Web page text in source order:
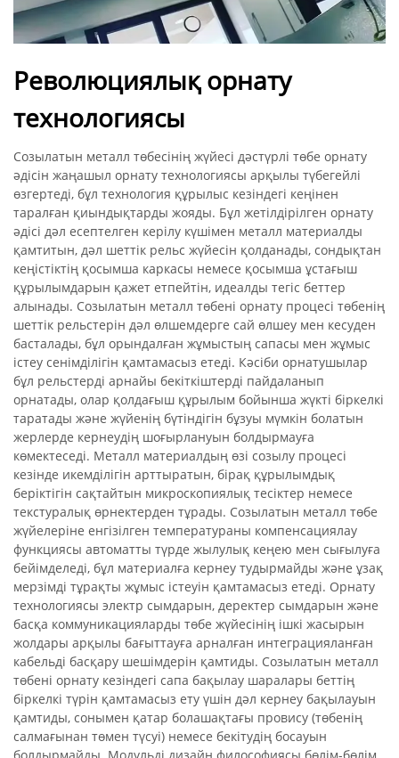
Революциялық орнату
технологиясы
Созылатын металл төбесінің жүйесі дәстүрлі төбе орнату
әдісін жаңашыл орнату технологиясы арқылы түбегейлі
өзгертеді, бұл технология құрылыс кезіндегі кеңінен
таралған қиындықтарды жояды. Бұл жетілдірілген орнату
әдісі дәл есептелген керілу күшімен металл материалды
қамтитын, дәл шеттік рельс жүйесін қолданады, сондықтан
кеңістіктің қосымша каркасы немесе қосымша ұстағыш
құрылымдарын қажет етпейтін, идеалды тегіс беттер
алынады. Созылатын металл төбені орнату процесі төбенің
шеттік рельстерін дәл өлшемдерге сай өлшеу мен кесуден
басталады, бұл орындалған жұмыстың сапасы мен жұмыс
істеу сенімділігін қамтамасыз етеді. Кәсіби орнатушылар
бұл рельстерді арнайы бекіткіштерді пайдаланып
орнатады, олар қолдағыш құрылым бойынша жүкті біркелкі
таратады және жүйенің бүтіндігін бұзуы мүмкін болатын
жерлерде кернеудің шоғырлануын болдырмауға
көмектеседі. Металл материалдың өзі созылу процесі
кезінде икемділігін арттыратын, бірақ құрылымдық
беріктігін сақтайтын микроскопиялық тесіктер немесе
текстуралық өрнектерден тұрады. Созылатын металл төбе
жүйелеріне енгізілген температураны компенсациялау
функциясы автоматты түрде жылулық кеңею мен сығылуға
бейімделеді, бұл материалға кернеу тудырмайды және ұзақ
мерзімді тұрақты жұмыс істеуін қамтамасыз етеді. Орнату
технологиясы электр сымдарын, деректер сымдарын және
басқа коммуникацияларды төбе жүйесінің ішкі жасырын
жолдары арқылы бағыттауға арналған интеграцияланған
кабельді басқару шешімдерін қамтиды. Созылатын металл
төбені орнату кезіндегі сапа бақылау шаралары беттің
біркелкі түрін қамтамасыз ету үшін дәл кернеу бақылауын
қамтиды, сонымен қатар болашақтағы провису (төбенің
салмағынан төмен түсуі) немесе бекітудің босауын
болдырмайды. Модульді дизайн философиясы бөлім-бөлім